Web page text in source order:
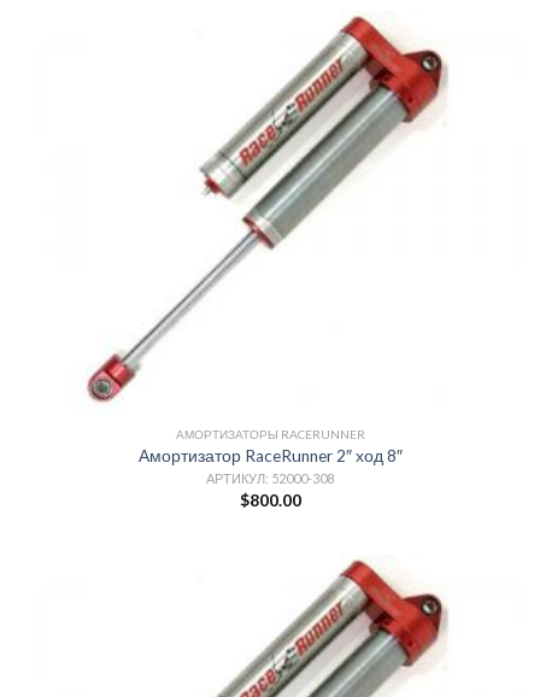
АМОРТИЗАТОРЫ RACERUNNER
Амортизатор RaceRunner 2″ ход 8″
АРТИКУЛ: 52000-308
$800.00